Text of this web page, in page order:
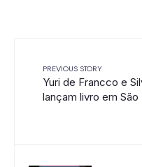
PREVIOUS STORY
Yuri de Francco e
lançam livro em São